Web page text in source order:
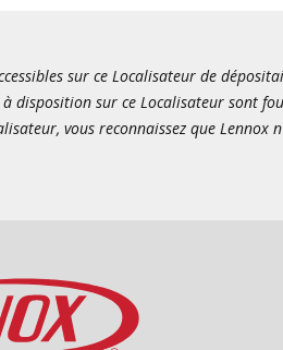
sur ce Localisateur de
disposition sur ce Localisateur sont
vous reconnaissez que